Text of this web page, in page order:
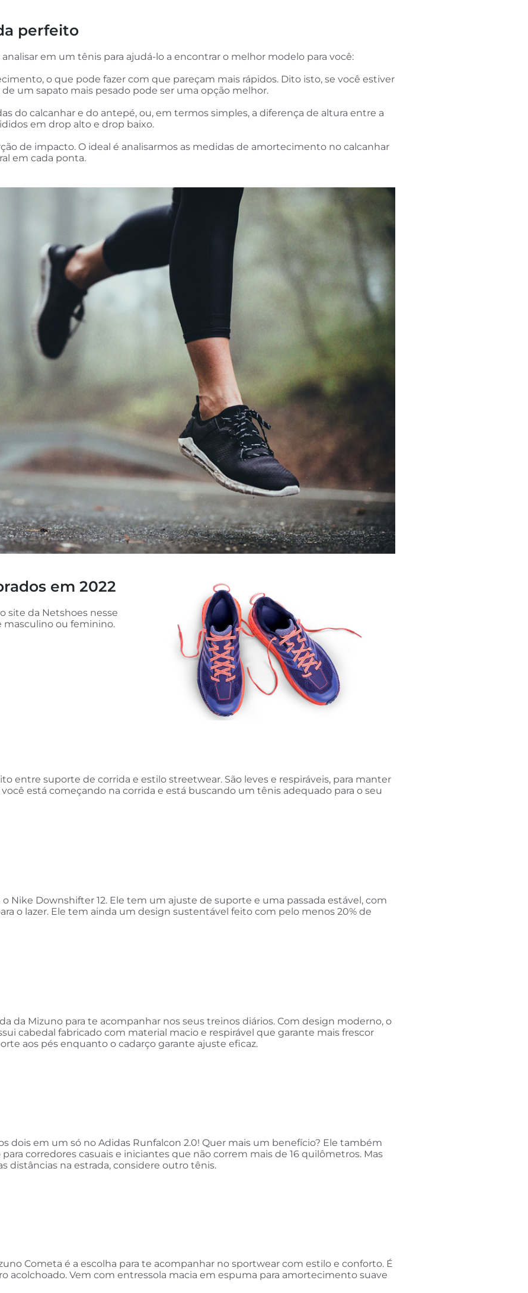
perfeito
em um tênis para ajudá-lo a encontrar o melhor modelo para você:
o que pode fazer com que pareçam mais rápidos. Dito isto, se você estiver
um sapato mais pesado pode ser uma opção melhor.
do calcanhar e do antepé, ou, em termos simples, a diferença de altura entre a
em drop alto e drop baixo.
de impacto. O ideal é analisarmos as medidas de amortecimento no calcanhar
em cada ponta.
em 2022
site da Netshoes nesse
masculino ou feminino.
entre suporte de corrida e estilo streetwear. São leves e respiráveis, para manter
você está começando na corrida e está buscando um tênis adequado para o seu
Nike Downshifter 12. Ele tem um ajuste de suporte e uma passada estável, com
o lazer. Ele tem ainda um design sustentável feito com pelo menos 20% de
da Mizuno para te acompanhar nos seus treinos diários. Com design moderno, o
cabedal fabricado com material macio e respirável que garante mais frescor
aos pés enquanto o cadarço garante ajuste eficaz.
dois em um só no Adidas Runfalcon 2.0! Quer mais um benefício? Ele também
corredores casuais e iniciantes que não correm mais de 16 quilômetros. Mas
distâncias na estrada, considere outro tênis.
Cometa é a escolha para te acompanhar no sportwear com estilo e conforto. É
acolchoado. Vem com entressola macia em espuma para amortecimento suave